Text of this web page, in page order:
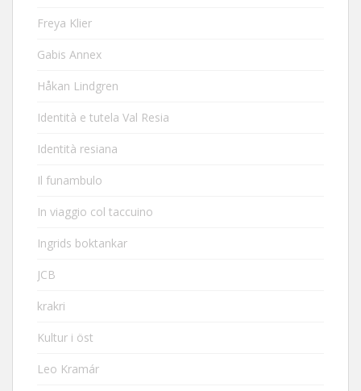
Freya Klier
Gabis Annex
Håkan Lindgren
Identità e tutela Val Resia
Identità resiana
Il funambulo
In viaggio col taccuino
Ingrids boktankar
JCB
krakri
Kultur i öst
Leo Kramár